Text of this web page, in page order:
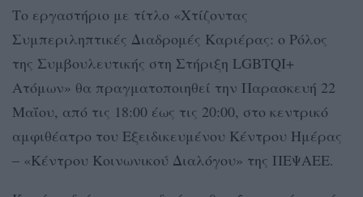
Το εργαστήριο με τίτλο «Χτίζοντας
Συμπεριληπτικές Διαδρομές Καριέρας: ο Ρόλος
της Συμβουλευτικής στη Στήριξη LGBTQI+
Ατόμων» θα πραγματοποιηθεί την Παρασκευή 22
Μαΐου, από τις 18:00 έως τις 20:00, στο κεντρικό
αμφιθέατρο του Εξειδικευμένου Κέντρου Ημέρας
– «Κέντρου Κοινωνικού Διαλόγου» της ΠΕΨΑΕΕ.